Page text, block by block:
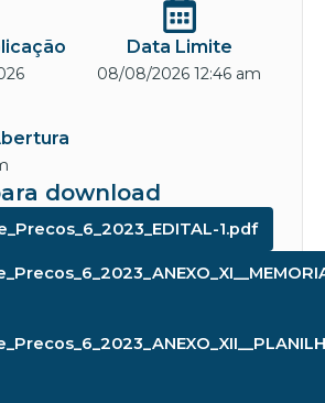
Data Limite
08/08/2026 12:46 am
download
1.pdf